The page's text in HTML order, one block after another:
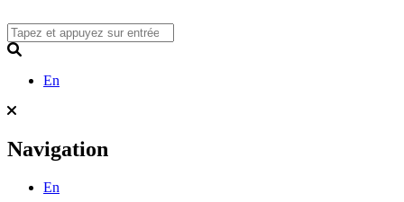
to
content
En
Navigation
En